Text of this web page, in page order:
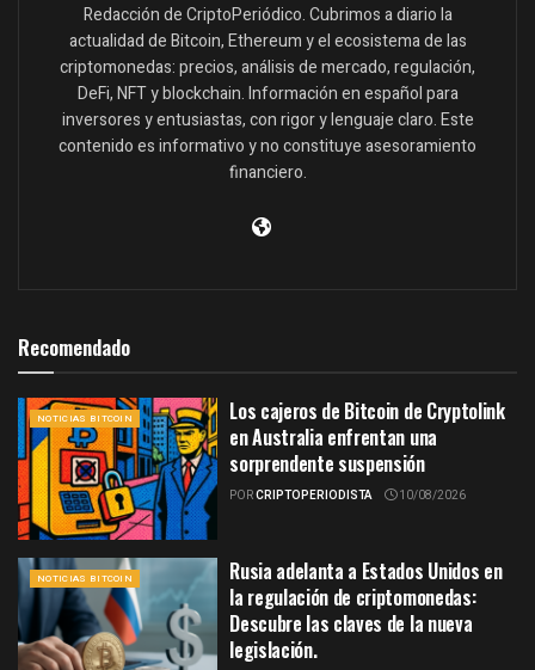
Redacción de CriptoPeriódico. Cubrimos a diario la
actualidad de Bitcoin, Ethereum y el ecosistema de las
criptomonedas: precios, análisis de mercado, regulación,
DeFi, NFT y blockchain. Información en español para
inversores y entusiastas, con rigor y lenguaje claro. Este
contenido es informativo y no constituye asesoramiento
financiero.
Recomendado
NOTICIAS BITCOIN
Los cajeros de Bitcoin de Cryptolink
en Australia enfrentan una
sorprendente suspensión
PORCRIPTOPERIODISTA 10/08/2026
NOTICIAS BITCOIN
Rusia adelanta a Estados Unidos en
la regulación de criptomonedas:
Descubre las claves de la nueva
legislación.